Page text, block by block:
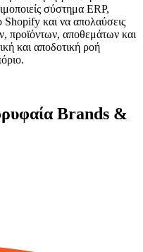
σύστημα ERP,
Shopify και να απολαύσεις
προϊόντων, αποθεμάτων και
και αποδοτική ροή
Brands &